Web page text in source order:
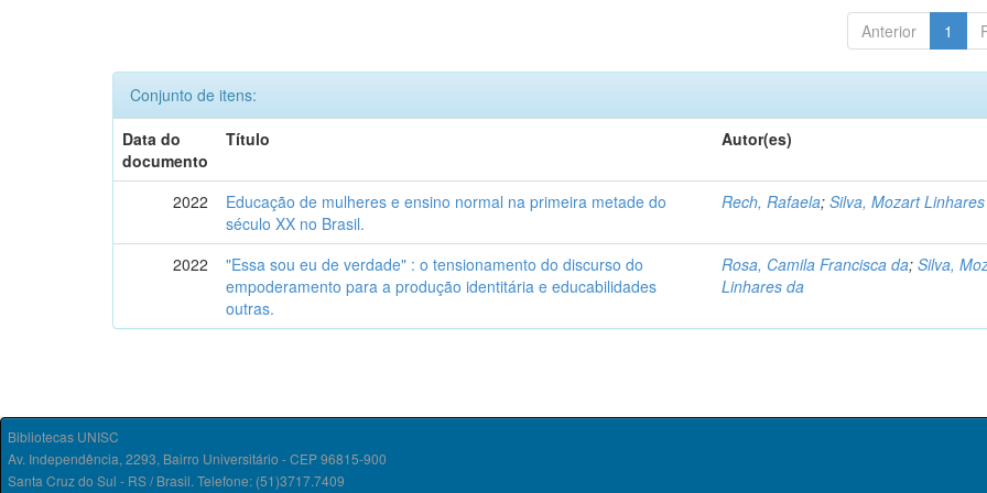
Anterior 1
Conjunto de itens:
Data do
documento
Título Autor(es)
2022
Educação de mulheres e ensino normal na primeira metade do
século XX no Brasil.
Rech, Rafaela;Silva, Mozart
2022
"Essa sou eu de verdade" : o tensionamento do discurso do
empoderamento para a produção identitária e educabilidades
outras.
Rosa, Camila Francisca da;Silva,
Linhares da
Bibliotecas UNISC
Av. Independência, 2293, Bairro Universitário - CEP 96815-900
Santa Cruz do Sul - RS / Brasil. Telefone: (51)3717.7409